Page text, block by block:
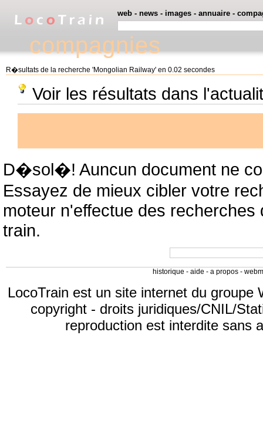
compagnies
web - news - images - annuaire -
R�sultats de la recherche 'Mongolian Railway' en 0.02 secondes
Voir les résultats dans
D�sol�! Auncun document ne
Essayez de mieux cibler votre
moteur n'effectue des recherches
train.
historique - aide - a propos-
LocoTrain est un site internet du groupe
copyright- droits juridiques/CNIL/
reproduction est interdite sans